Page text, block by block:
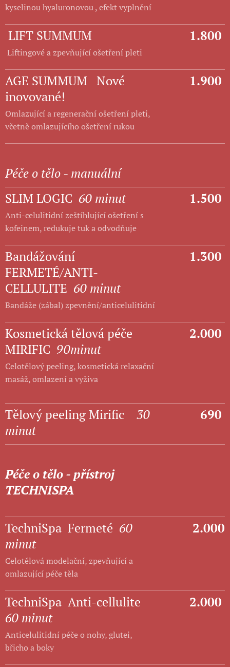
kyselinou hyaluronovou , efekt vyplnění
LIFT SUMMUM
Liftingové a zpevňující ošetření pleti
1.800
AGE SUMMUM Nové
inovované!
Omlazující a regenerační ošetření pleti,
včetně omlazujícího ošetření rukou
1.900
Péče o tělo - manuální
SLIM LOGIC 60 minut
Anti-celulitidní zeštíhlující ošetření s
kofeinem, redukuje tuk a odvodňuje
1.500
Bandážování
FERMETÉ/ANTI-
CELLULITE 60 minut
Bandáže (zábal) zpevnění/anticelulitidní
1.300
Kosmetická tělová péče
MIRIFIC 90minut
Celotělový peeling, kosmetická relaxační
masáž, omlazení a vyživa
2.000
Tělový peeling Mirific 30
minut
690
Péče o tělo - přístroj
TECHNISPA
TechniSpa Fermeté 60
minut
Celotělová modelační, zpevňující a
omlazující péče těla
2.000
TechniSpa Anti-cellulite
60 minut
Anticelulitidní péče o nohy, glutei,
břicho a boky
2.000